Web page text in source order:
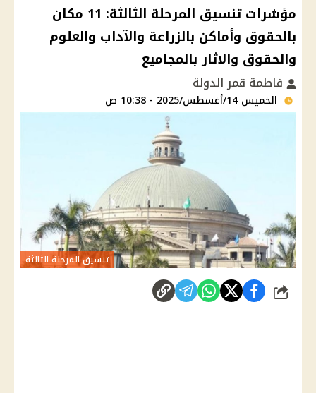
مؤشرات تنسيق المرحلة الثالثة: 11 مكان
بالحقوق وأماكن بالزراعة والآداب والعلوم
والحقوق والاثار بالمجاميع
فاطمة قمر الدولة
الخميس 14/أغسطس/2025 - 10:38 ص
تنسيق المرحلة الثالثة
شارك